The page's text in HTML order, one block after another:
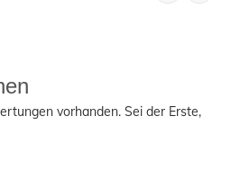
vorhanden. Sei der Erste,